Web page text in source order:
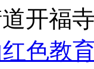
开福
色教